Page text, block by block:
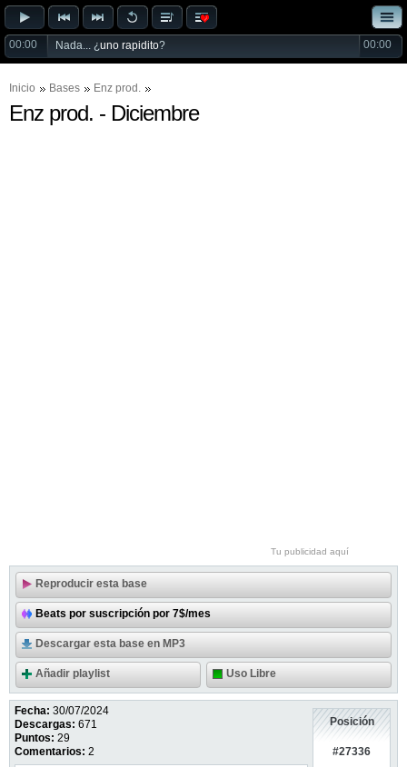
00:00 Nada... ¿uno rapidito? 00:00
Inicio Bases Enz prod.
Enz prod. - Diciembre
Tu publicidad aquí
Reproducir esta base
Beats por suscripción por 7$/mes
Descargar esta base en MP3
Añadir playlist Uso Libre
Fecha: 30/07/2024
Descargas: 671
Puntos: 29
Comentarios: 2
Posición
#27336